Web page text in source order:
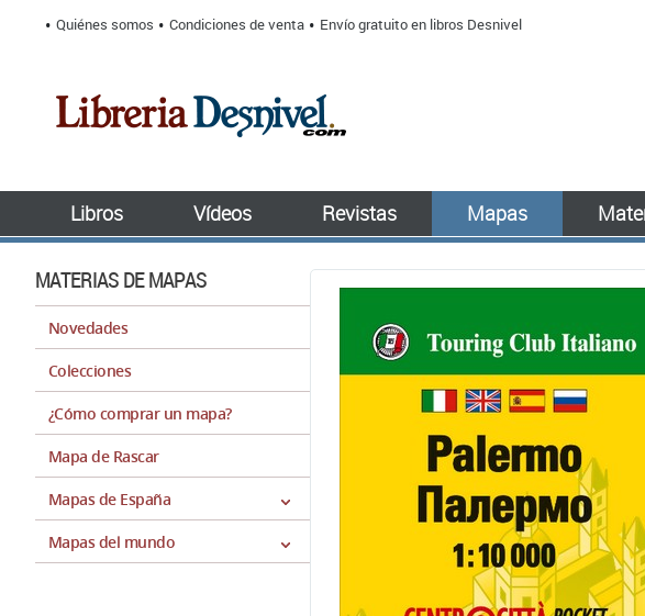
Quiénes somos Condiciones de venta Envío gratuito en libros Desnivel
Libros Vídeos Revistas Mapas
MATERIAS DE MAPAS
Novedades
Colecciones
¿Cómo comprar un mapa?
Mapa de Rascar
Mapas de España
Mapas del mundo